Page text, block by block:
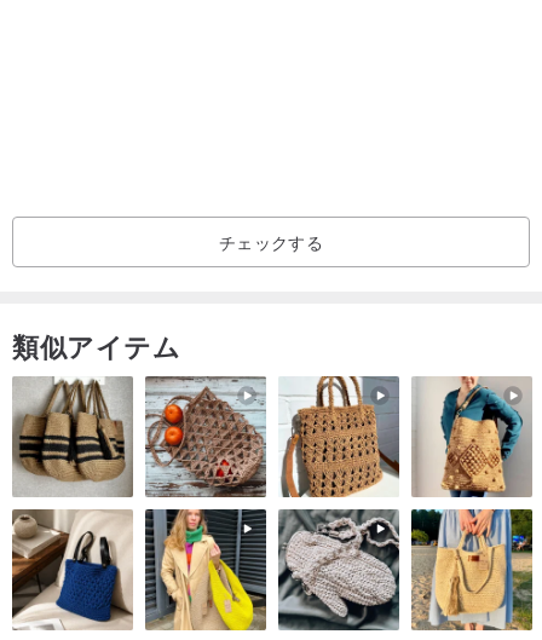
材料
コットン 白
ブローチピン
刺繍糸
フェルト
フェイクレザー
スワッグ 着物 和風 和柄 和室
チェックする
類似アイテム